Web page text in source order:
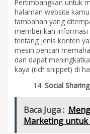
Pertimbangkan untuk
halaman website
tambahan yang
memberikan informasi
tentang jenis konten
mesin pencari
dan dapat
kaya (rich snippet) di
Social
Baca Juga :
Marketing untuk